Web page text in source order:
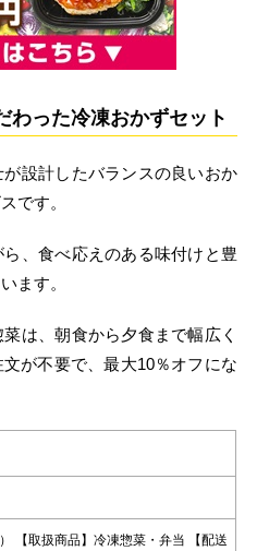
わった冷凍おかずセット
設計したバランスの良いおか
です。
、食べ応えのある味付けと豊
ます。
は、朝食から夕食まで幅広く
が不要で、最大10％オフにな
【取扱商品】冷凍惣菜・弁当 【配送